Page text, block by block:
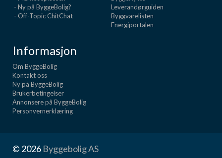
- Ny på ByggeBolig?
- Off-Topic ChitChat
Leverandørguiden
Byggvarelisten
Energiportalen
Informasjon
Om ByggeBolig
Kontakt oss
Ny på ByggeBolig
Brukerbetingelser
Annonsere på ByggeBolig
Personvernerklæring
© 2026 Byggebolig AS